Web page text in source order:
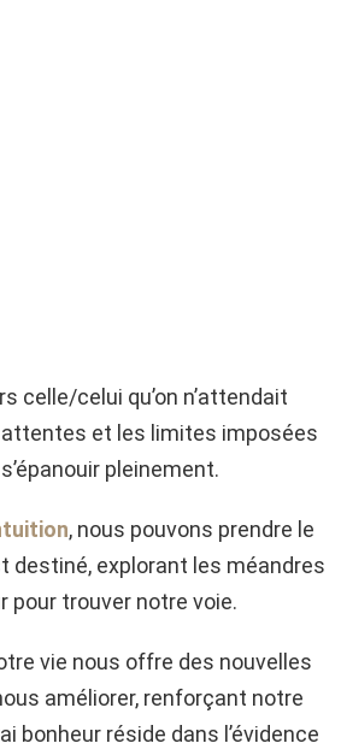
celle/celui qu’on n’attendait
et les limites imposées
pleinement.
, nous pouvons prendre le
destiné, explorant les méandres
pour trouver notre voie.
vie nous offre des nouvelles
améliorer, renforçant notre
bonheur réside dans l’évidence